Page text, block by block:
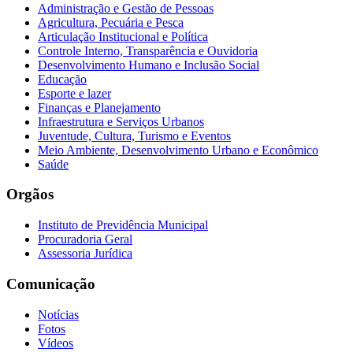
Administração e Gestão de Pessoas
Agricultura, Pecuária e Pesca
Articulação Institucional e Política
Controle Interno, Transparência e Ouvidoria
Desenvolvimento Humano e Inclusão Social
Educação
Esporte e lazer
Finanças e Planejamento
Infraestrutura e Serviços Urbanos
Juventude, Cultura, Turismo e Eventos
Meio Ambiente, Desenvolvimento Urbano e Econômico
Saúde
Orgãos
Instituto de Previdência Municipal
Procuradoria Geral
Assessoria Jurídica
Comunicação
Notícias
Fotos
Vídeos